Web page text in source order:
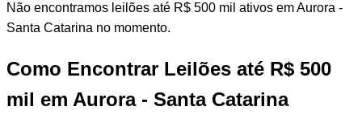
Não encontramos leilões até R$ 500 mil ativos em Aurora -
Santa Catarina no momento.
Como Encontrar Leilões até R$ 500
mil em Aurora - Santa Catarina